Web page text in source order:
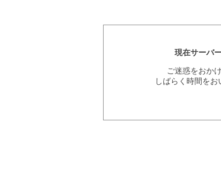
現在サーバ
ご迷惑をおか
しばらく時間を